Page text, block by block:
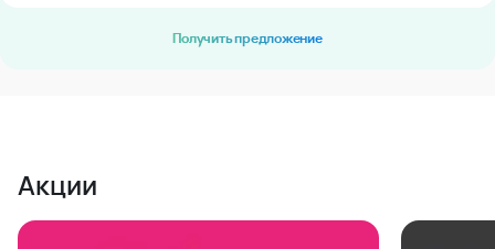
Получить предложение
Акции